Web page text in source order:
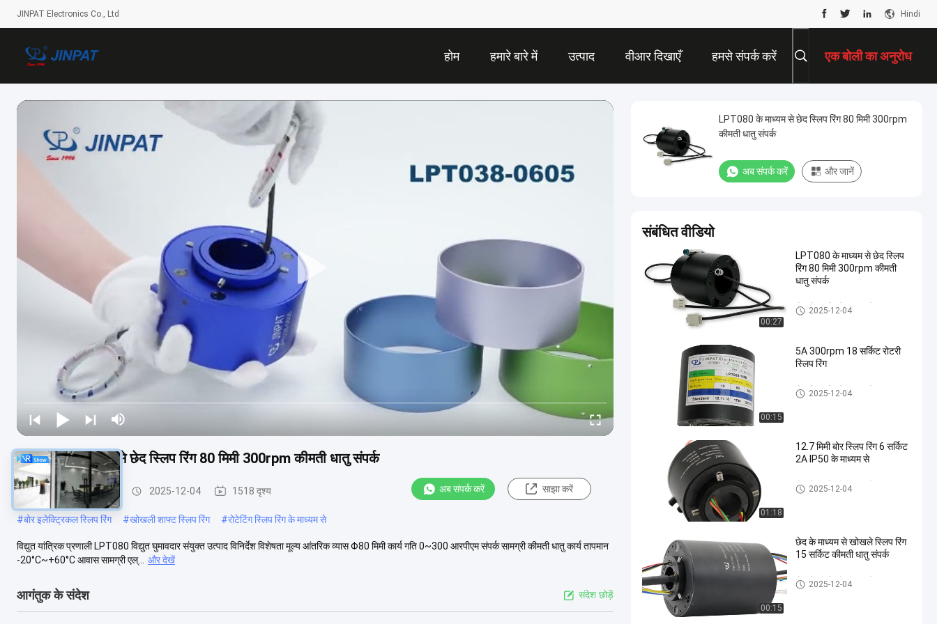
JINPAT Electronics Co., Ltd Hindi
होम हमारे बारे में उत्पाद वीआर दिखाएँ हमसे संपर्क करें एक बोली का अनुरोध
LPT080 के माध्यम से छेद स्लिप रिंग 80 मिमी 300rpm कीमती धातु संपर्क
होल स्लिप रिंग के माध्यम से 2025-12-04 1518 दृश्य अब संपर्क करें साझा करें
#बोर इलेक्ट्रिकल स्लिप रिंग #खोखली शाफ्ट स्लिप रिंग #रोटेटिंग स्लिप रिंग के माध्यम से
विद्युत यांत्रिक प्रणाली LPT080 विद्युत घुमावदार संयुक्त उत्पाद विनिर्देश विशेषता मूल्य आंतरिक व्यास Φ80 मिमी कार्य गति 0~300 आरपीएम संपर्क सामग्री कीमती धातु कार्य तापमान
-20°C~+60°C आवास सामग्री एल्...
और देखें
आगंतुक के संदेश संदेश छोड़ें
LPT080 के माध्यम से छेद स्लिप रिंग 80 मिमी 300rpm
कीमती धातु संपर्क
अब संपर्क करें और जानें
संबंधित वीडियो
00:27
LPT080 के माध्यम से छेद स्लिप
रिंग 80 मिमी 300rpm कीमती
धातु संपर्क
होल स्लिप रिंग के माध्यम से
2025-12-04
00:15
5A 300rpm 18 सर्किट रोटरी
स्लिप रिंग
होल स्लिप रिंग के माध्यम से
2025-12-04
01:18
12.7 मिमी बोर स्लिप रिंग 6 सर्किट
2A IP50 के माध्यम से
होल स्लिप रिंग के माध्यम से
2025-12-04
00:15
छेद के माध्यम से खोखले स्लिप रिंग
15 सर्किट कीमती धातु संपर्क
होल स्लिप रिंग के माध्यम से
2025-12-04